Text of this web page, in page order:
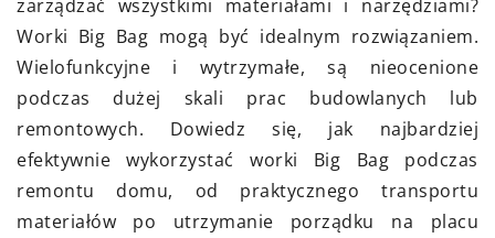
zarządzać wszystkimi materiałami i narzędziami?
Worki Big Bag mogą być idealnym rozwiązaniem.
Wielofunkcyjne i wytrzymałe, są nieocenione
podczas dużej skali prac budowlanych lub
remontowych. Dowiedz się, jak najbardziej
efektywnie wykorzystać worki Big Bag podczas
remontu domu, od praktycznego transportu
materiałów po utrzymanie porządku na placu